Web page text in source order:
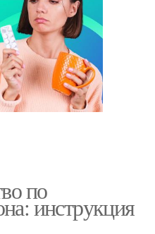
по
инструкция